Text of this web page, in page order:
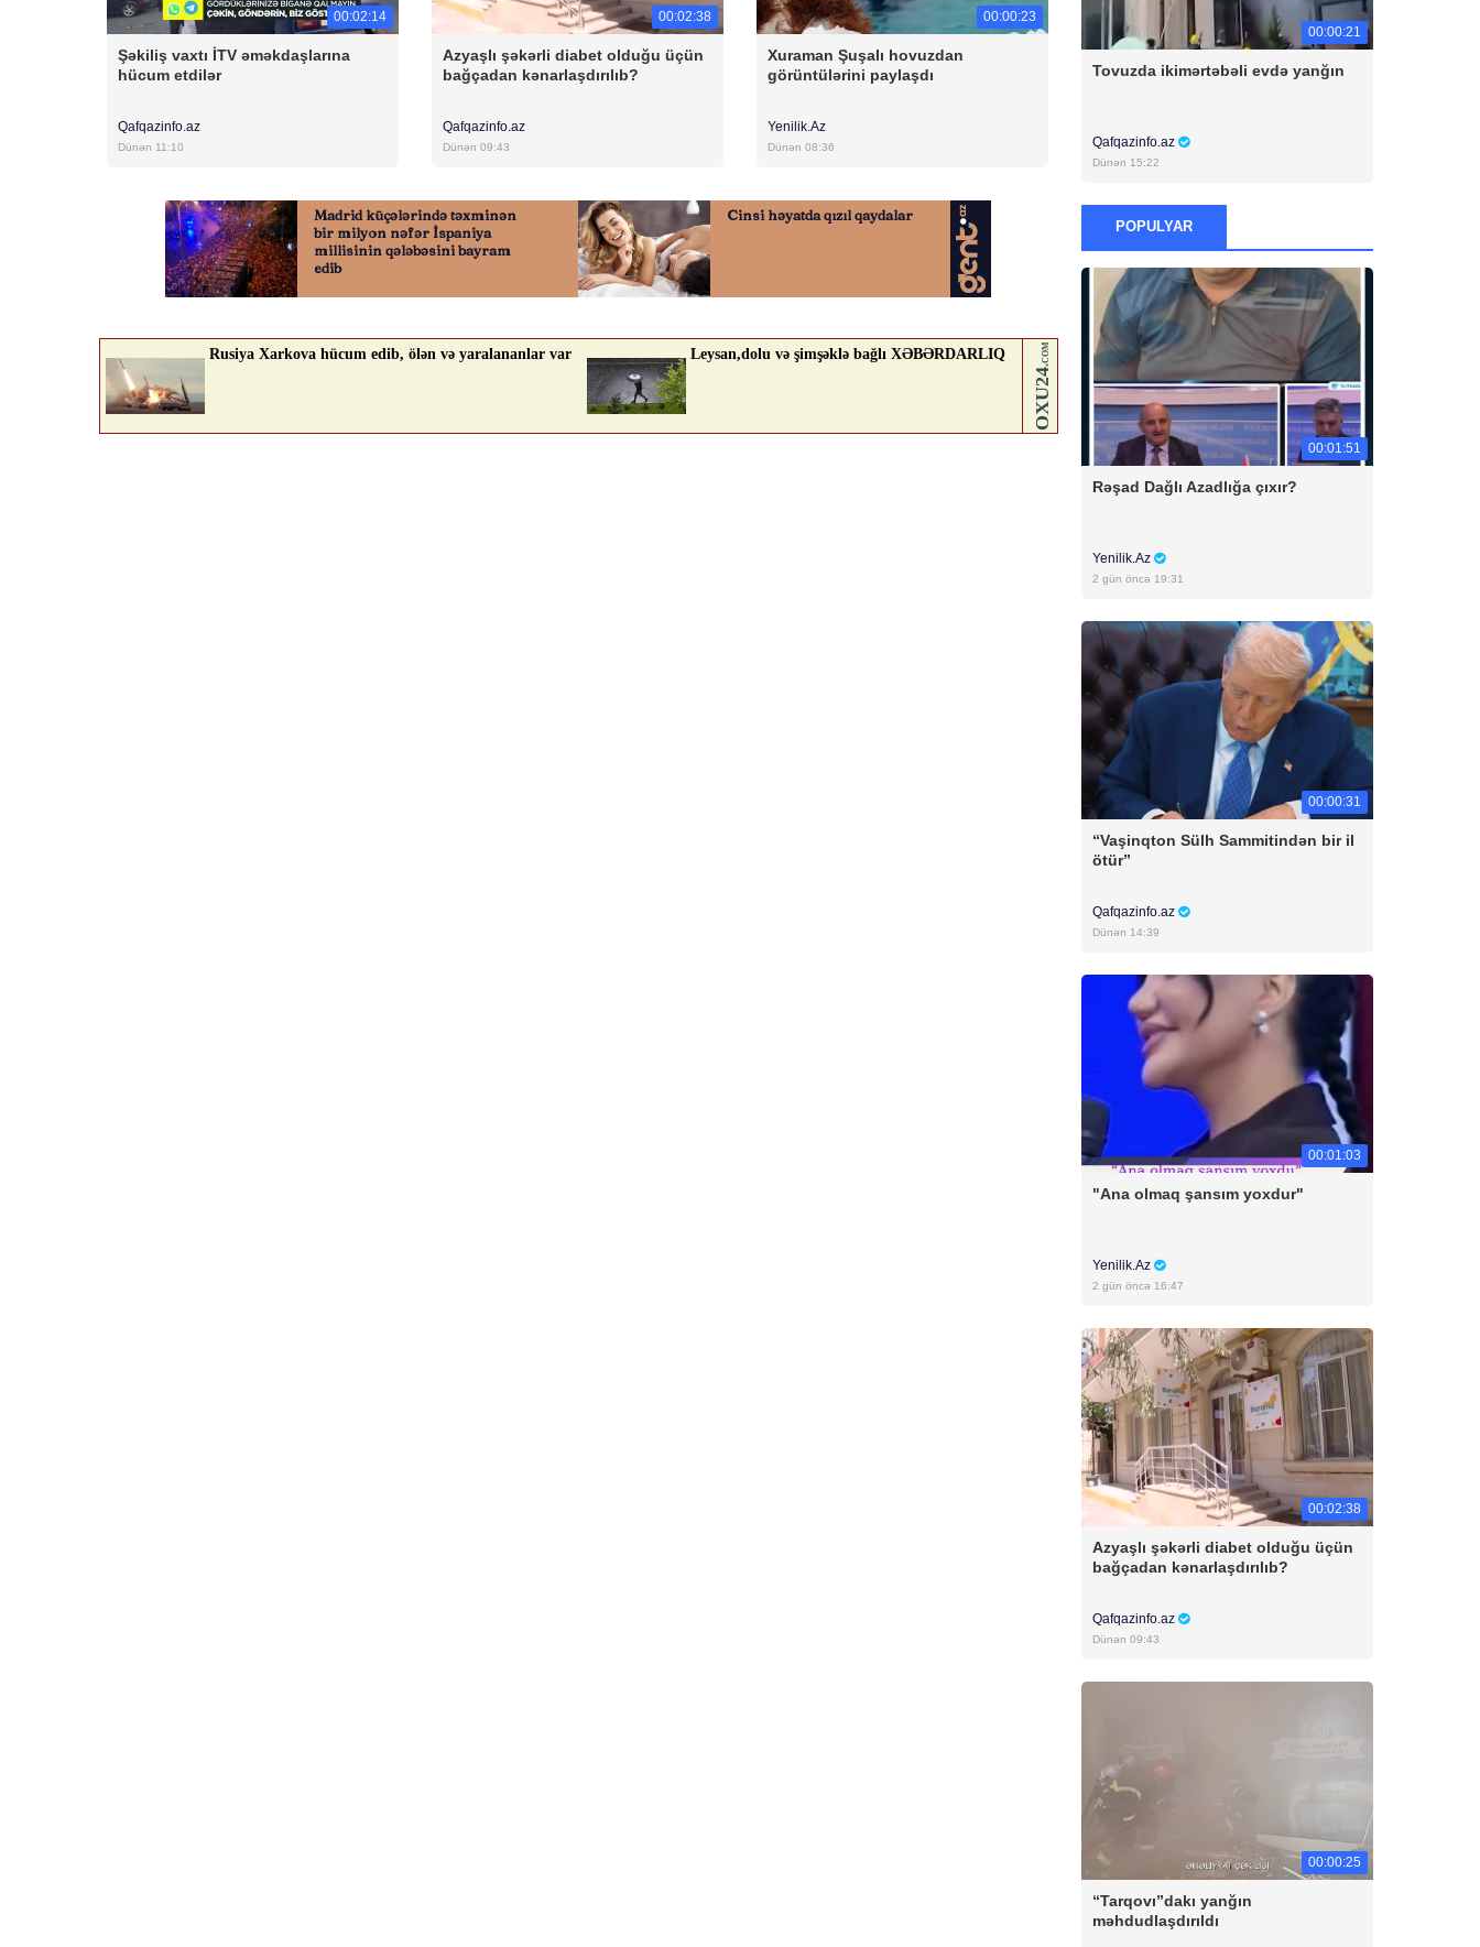
00:02:14
Şəkiliş vaxtı İTV əməkdaşlarına
hücum etdilər
Qafqazinfo.az
Dünən 11:10
00:02:38
Azyaşlı şəkərli diabet olduğu üçün
bağçadan kənarlaşdırılıb?
Qafqazinfo.az
Dünən 09:43
00:00:23
Xuraman Şuşalı hovuzdan
görüntülərini paylaşdı
Yenilik.Az
Dünən 08:36
00:00:21
Tovuzda ikimərtəbəli evdə yanğın
Qafqazinfo.az
Dünən 15:22
POPULYAR
00:01:51
Rəşad Dağlı Azadlığa çıxır?
Yenilik.Az
2 gün öncə 19:31
00:00:31
“Vaşinqton Sülh Sammitindən bir il
ötür”
Qafqazinfo.az
Dünən 14:39
00:01:03
"Ana olmaq şansım yoxdur"
Yenilik.Az
2 gün öncə 16:47
00:02:38
Azyaşlı şəkərli diabet olduğu üçün
bağçadan kənarlaşdırılıb?
Qafqazinfo.az
Dünən 09:43
00:00:25
“Tarqovı”dakı yanğın
məhdudlaşdırıldı